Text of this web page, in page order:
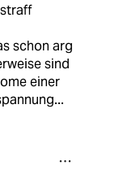
schon arg
sind
einer